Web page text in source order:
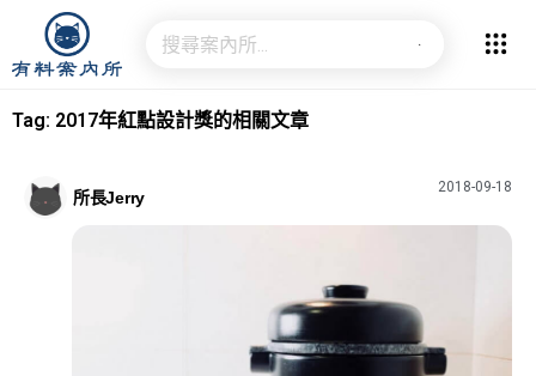
Tag: 2017年紅點設計獎的相關文章
所長Jerry
2018-09-18